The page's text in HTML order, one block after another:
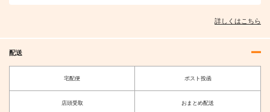
詳しくはこちら
配送
宅配便 ポスト投函
店頭受取 おまとめ配送